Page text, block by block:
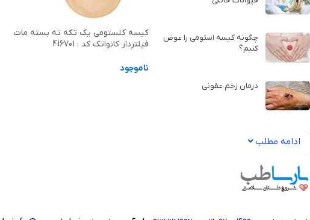
چگونه کیسه استومی را عوض
کنیم؟
درمان زخم عفونی
کيسه كلستومی يک تكه ته بسته مات
فيلتردار کانواتک کد : 416701
ناموجود
ادامه مطلب